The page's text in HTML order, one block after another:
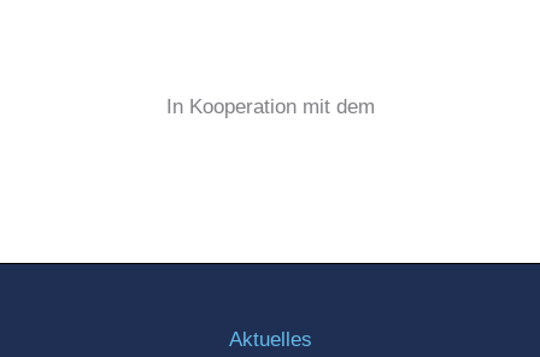
In Kooperation mit dem
Aktuelles